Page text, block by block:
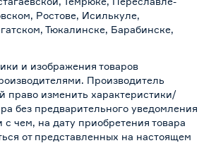
Ростове, Исилькуле,
Тюкалинске, Барабинске,
и изображения товаров
Производитель
право изменить характеристики/
без предварительного уведомления
с чем, на дату приобретения товара
от представленных на настоящем